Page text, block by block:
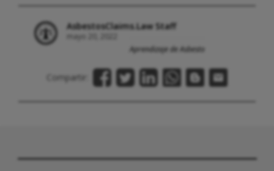
AsbestosClaims.Law Staff
mayo 20, 2022
Aprendizaje de Asbesto
Compartir: